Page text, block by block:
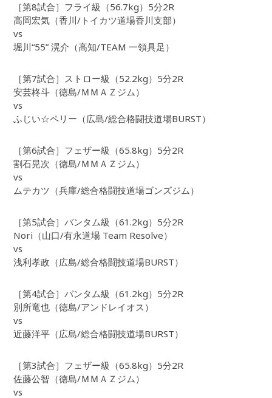
［第8試合］フライ級（56.7kg）5分2R
高岡宏気（香川/トイカツ道場香川支部）
vs
堀川“55” 滉介（高知/TEAM 一領具足）
［第7試合］ストロー級（52.2kg）5分2R
安芸柊斗（徳島/ＭＭＡＺジム）
vs
ふじい☆ペリー（広島/総合格闘技道場BURST）
［第6試合］フェザー級（65.8kg）5分2R
割石晃次（徳島/ＭＭＡＺジム）
vs
ムテカツ（兵庫/総合格闘技道場ゴンズジム）
［第5試合］バンタム級（61.2kg）5分2R
Nori（山口/有永道場 Team Resolve）
vs
浅利孝政（広島/総合格闘技道場BURST）
［第4試合］バンタム級（61.2kg）5分2R
別所竜也（徳島/アンドレイオス）
vs
近藤洋平（広島/総合格闘技道場BURST）
［第3試合］フェザー級（65.8kg）5分2R
佐藤公智（徳島/ＭＭＡＺジム）
vs